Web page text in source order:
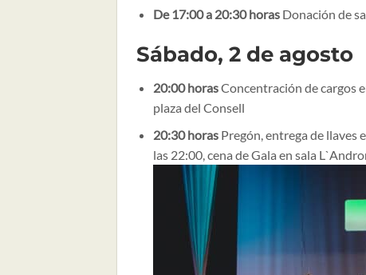
De 17:00 a 20:30 horasDonación de
Sábado, 2 de agosto
20:00 horasConcentración de cargos
plaza del Consell
20:30 horasPregón, entrega de llaves
las 22:00, cena de Gala en sala